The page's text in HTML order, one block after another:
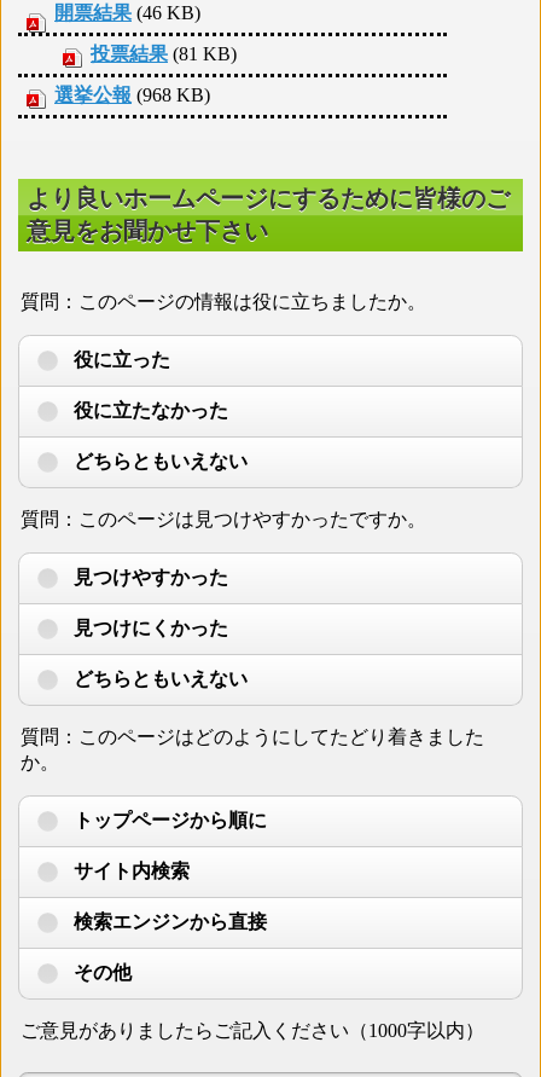
開票結果 (46 KB)
投票結果 (81 KB)
選挙公報 (968 KB)
より良いホームページにするために皆様のご
意見をお聞かせ下さい
質問：このページの情報は役に立ちましたか。
役に立った
役に立たなかった
どちらともいえない
質問：このページは見つけやすかったですか。
見つけやすかった
見つけにくかった
どちらともいえない
質問：このページはどのようにしてたどり着きました
か。
トップページから順に
サイト内検索
検索エンジンから直接
その他
ご意見がありましたらご記入ください（1000字以内）